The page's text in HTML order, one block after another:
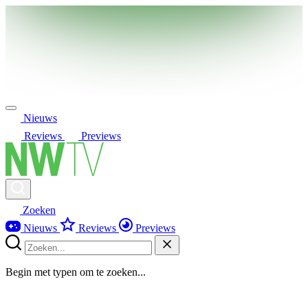
Nieuws
Reviews
Previews
Zoeken
Nieuws
Reviews Previews
Begin met typen om te zoeken...